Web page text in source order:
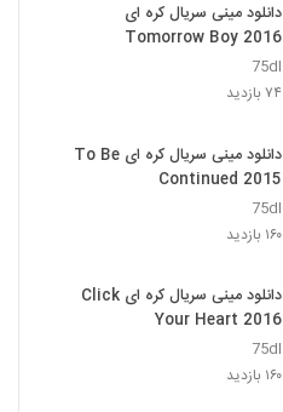
دانلود مینی سریال کره ای
Tomorrow Boy 2016
75dl
۷۴ بازدید
دانلود مینی سریال کره ای To Be
Continued 2015
75dl
۱۶۰ بازدید
دانلود مینی سریال کره ای Click
Your Heart 2016
75dl
۱۶۰ بازدید